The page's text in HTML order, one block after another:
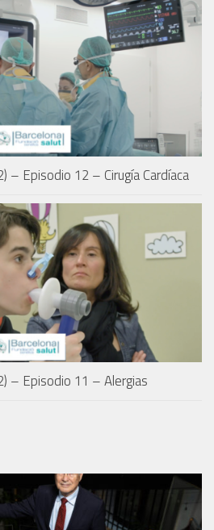
– Episodio 12 – Cirugía Cardíaca
– Episodio 11 – Alergias